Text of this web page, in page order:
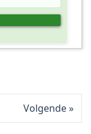
Volgende